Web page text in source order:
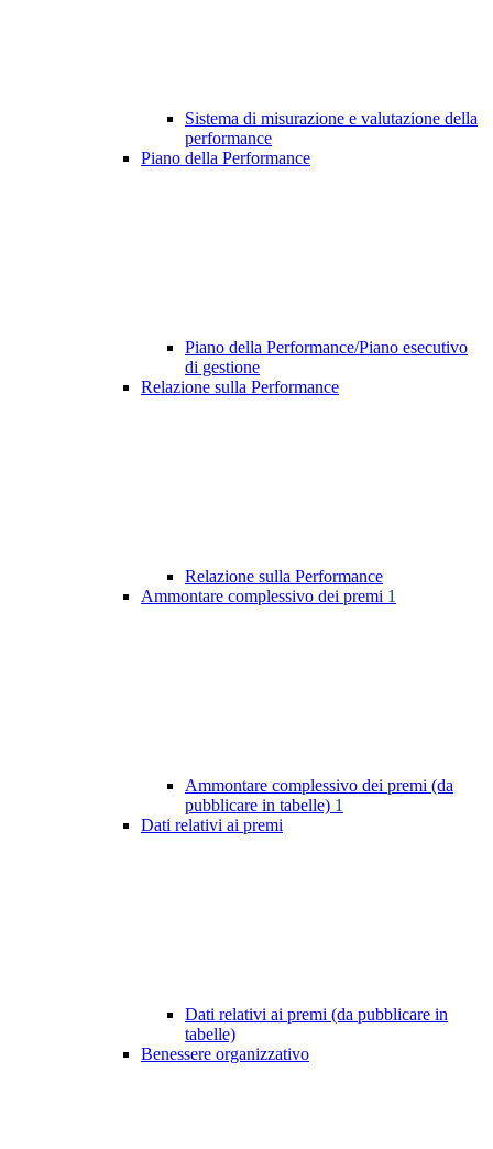
Sistema di misurazione e valutazione della
performance
Piano della Performance
Piano della Performance/Piano esecutivo
di gestione
Relazione sulla Performance
Relazione sulla Performance
Ammontare complessivo dei premi 1
Ammontare complessivo dei premi (da
pubblicare in tabelle) 1
Dati relativi ai premi
Dati relativi ai premi (da pubblicare in
tabelle)
Benessere organizzativo